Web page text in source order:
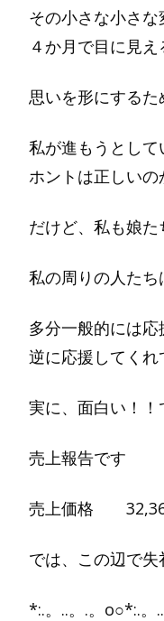
その小さな小さ
４か月で目に見え
思いを形にするた
私が進もうとして
ホントは正しいの
だけど、私も娘た
私の周りの人たち
多分一般的には応
逆に応援してくれ
実に、面白い！！
売上報告です
売上価格
では、この辺で失
*:.。..。.。o○*:.。